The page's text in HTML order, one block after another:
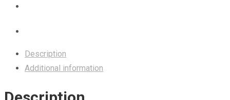
Description
Additional information